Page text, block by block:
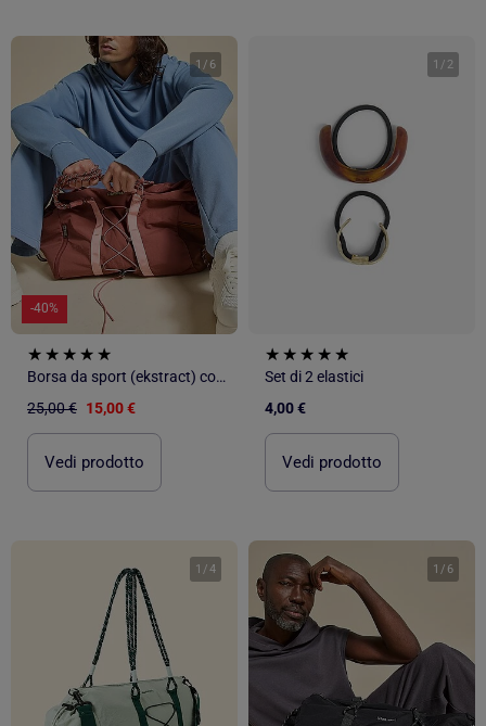
1 / 6
-40%
Borsa da sport (ekstract) con tasche esterne e scomparto scarpe
25,00 € 15,00 €
Vedi prodotto
1 / 2
Set di 2 elastici
4,00 €
Vedi prodotto
1 /4 1 / 6